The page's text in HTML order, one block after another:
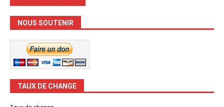
NOUS SOUTENIR
TAUX DE CHANGE